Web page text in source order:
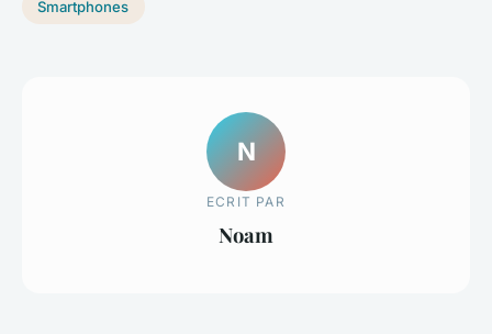
Smartphones
N
ECRIT PAR
Noam